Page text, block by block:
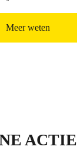
Meer weten
ACTIE